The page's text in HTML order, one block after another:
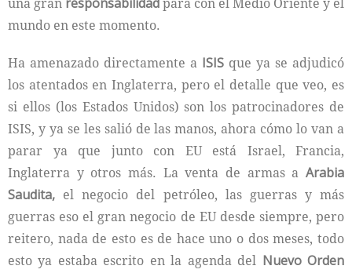
mundo en este momento.
Ha amenazado directamente a ISIS que ya se adjudicó
los atentados en Inglaterra, pero el detalle que veo, es
si ellos (los Estados Unidos) son los patrocinadores de
ISIS, y ya se les salió de las manos, ahora cómo lo van a
parar ya que junto con EU está Israel, Francia,
Inglaterra y otros más. La venta de armas a Arabia
Saudita, el negocio del petróleo, las guerras y más
guerras eso el gran negocio de EU desde siempre, pero
reitero, nada de esto es de hace uno o dos meses, todo
esto ya estaba escrito en la agenda del Nuevo Orden